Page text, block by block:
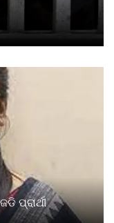
ପ୍ରାର୍ଥୀ